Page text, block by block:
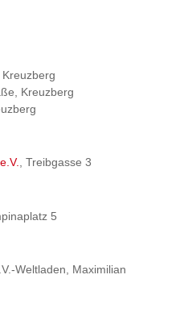
Kreuzberg
Kreuzberg
, Treibgasse 3
5
Weltladen, Maximilian